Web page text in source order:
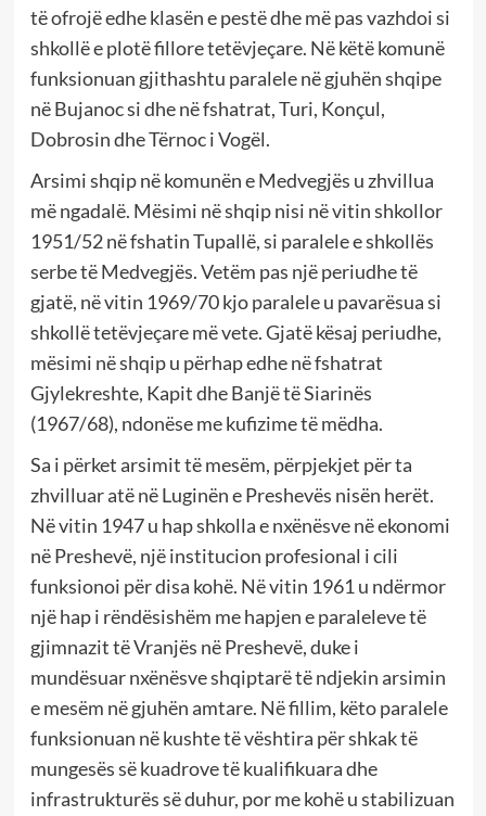
të ofrojë edhe klasën e pestë dhe më pas vazhdoi si
shkollë e plotë fillore tetëvjeçare. Në këtë komunë
funksionuan gjithashtu paralele në gjuhën shqipe
në Bujanoc si dhe në fshatrat, Turi, Konçul,
Dobrosin dhe Tërnoc i Vogël.
Arsimi shqip në komunën e Medvegjës u zhvillua
më ngadalë. Mësimi në shqip nisi në vitin shkollor
1951/52 në fshatin Tupallë, si paralele e shkollës
serbe të Medvegjës. Vetëm pas një periudhe të
gjatë, në vitin 1969/70 kjo paralele u pavarësua si
shkollë tetëvjeçare më vete. Gjatë kësaj periudhe,
mësimi në shqip u përhap edhe në fshatrat
Gjylekreshte, Kapit dhe Banjë të Siarinës
(1967/68), ndonëse me kufizime të mëdha.
Sa i përket arsimit të mesëm, përpjekjet për ta
zhvilluar atë në Luginën e Preshevës nisën herët.
Në vitin 1947 u hap shkolla e nxënësve në ekonomi
në Preshevë, një institucion profesional i cili
funksionoi për disa kohë. Në vitin 1961 u ndërmor
një hap i rëndësishëm me hapjen e paraleleve të
gjimnazit të Vranjës në Preshevë, duke i
mundësuar nxënësve shqiptarë të ndjekin arsimin
e mesëm në gjuhën amtare. Në fillim, këto paralele
funksionuan në kushte të vështira për shkak të
mungesës së kuadrove të kualifikuara dhe
infrastrukturës së duhur, por me kohë u stabilizuan